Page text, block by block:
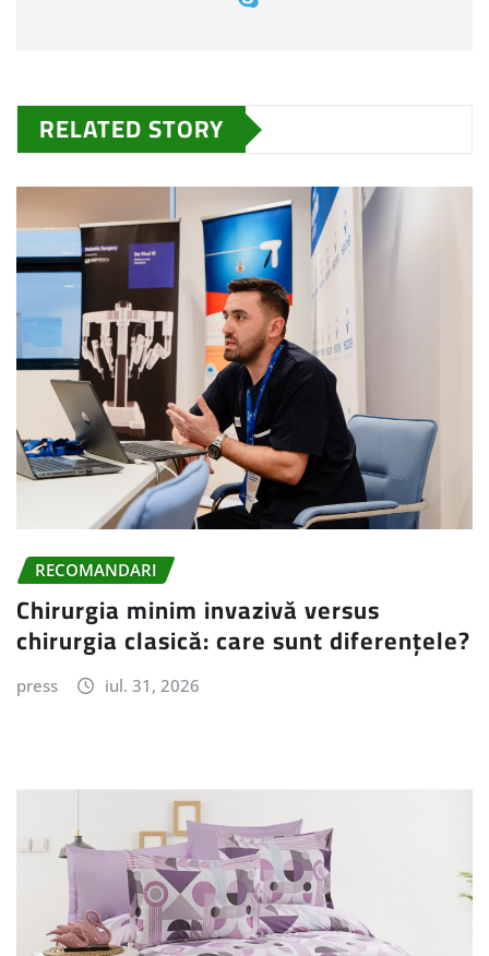
RELATED STORY
RECOMANDARI
Chirurgia minim invazivă versus
chirurgia clasică: care sunt diferențele?
press iul. 31, 2026